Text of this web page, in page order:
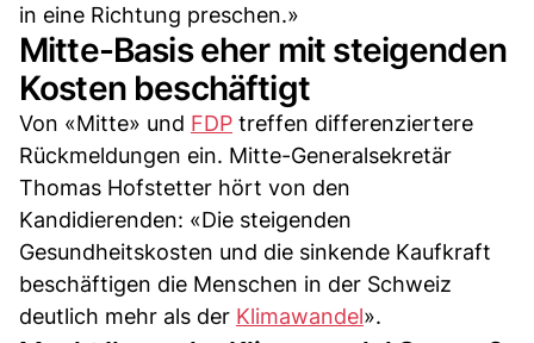
in eine Richtung preschen.»
Mitte-Basis eher mit steigenden
Kosten beschäftigt
Von «Mitte» und FDP treffen differenziertere
Rückmeldungen ein. Mitte-Generalsekretär
Thomas Hofstetter hört von den
Kandidierenden: «Die steigenden
Gesundheitskosten und die sinkende Kaufkraft
beschäftigen die Menschen in der Schweiz
deutlich mehr als der Klimawandel».